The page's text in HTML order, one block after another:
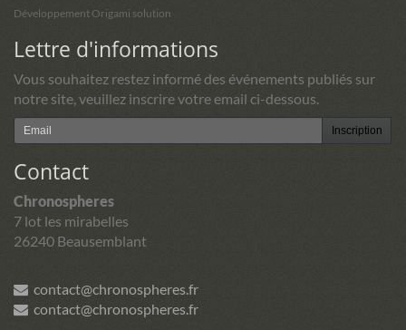
Développement Origami solution
Lettre d'informations
Vous souhaitez restez informé des événements publiés sur
notre site, veuillez inscrire votre email ci-dessous.
Inscription
Contact
Chronospheres
7 lot les mirabelles
26240 Beausemblant
contact@chronospheres.fr
contact@chronospheres.fr